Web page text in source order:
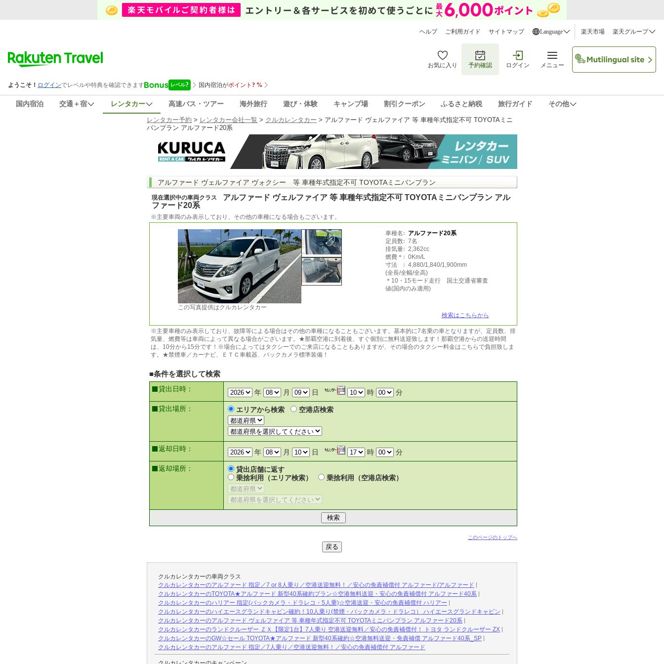
ヘルプ ご利用ガイド サイトマップ Language 楽天市場 楽天グループ
お気に入り 予約確認 ログイン メニュー
国内宿泊 交通＋宿 レンタカー 高速バス・ツアー 海外旅行 遊び・体験 キャンプ場 割引クーポン ふるさと納税 旅行ガイド その他
レンタカー予約 > レンタカー会社一覧 > クルカレンタカー > アルファード ヴェルファイア 等 車種年式指定不可 TOYOTAミニ
バンプラン アルファード20系
アルファード ヴェルファイア ヴォクシー 等 車種年式指定不可 TOYOTAミニバンプラン
現在選択中の車両クラス
アルファード ヴェルファイア 等 車種年式指定不可 TOYOTAミニバンプラン アル
ファード20系
※主要車両のみ表示しており、その他の車種になる場合もございます。
車種名
アルファード20系
定員数
7名
排気量
2,362cc
燃費＊
0Km/L
寸法
4,880/1,840/1,900mm
(全長/全幅/全高)
＊10・15モード走行 国土交通省審査
値(国内のみ適用)
この写真提供はクルカレンタカー
検索はこちらから
※主要車種のみ表示しており、故障等による場合はその他の車種になることもございます。基本的に7名乗の車となりますが、定員数、排
気量、燃費等は車両によって異なる場合がございます。★那覇空港に到着後、すぐ個別に無料送迎致します！那覇空港からの送迎時間
は、10分から15分です！※場合によってはタクシーでのご来店になることもありますが、その場合のタクシー料金はこちらで負担致しま
す。★禁煙車／カーナビ、ＥＴＣ車載器、バックカメラ標準装備！
■条件を選択して検索
貸出日時： 年 月 日 時 分
貸出場所： エリアから検索 空港店検索
返却日時： 年 月 日 時 分
返却場所：
貸出店舗に返す
乗捨利用（エリア検索）
乗捨利用（空港店検索）
このページのトップへ
クルカレンタカーの車両クラス
クルカレンタカーのアルファード 指定／7 or 8人乗り／空港送迎無料！／安心の免責補償付 アルファード/アルファード
クルカレンタカーのTOYOTA★アルファード 新型40系確約プラン☆空港無料送迎・安心の免責補償付 アルファード40系
クルカレンタカーのハリアー 指定(バックカメラ・ドラレコ・5人乗)☆空港送迎・安心の免責補償付 ハリアー
クルカレンタカーのハイエースグランドキャビン確約！10人乗り(禁煙・バックカメラ・ドラレコ） ハイエースグランドキャビン
クルカレンタカーのアルファード ヴェルファイア 等 車種年式指定不可 TOYOTAミニバンプラン アルファード20系
クルカレンタカーのランドクルーザー ＺＸ【限定1台】7人乗り 空港送迎無料／安心の免責補償付！ トヨタ ランドクルーザー ZX
クルカレンタカーのGW☆セール TOYOTA★アルファード 新型40系確約☆空港無料送迎・免責補償 アルファード40系_SP
クルカレンタカーのアルファード 指定／7人乗り／空港送迎無料！／安心の免責補償付 アルファード